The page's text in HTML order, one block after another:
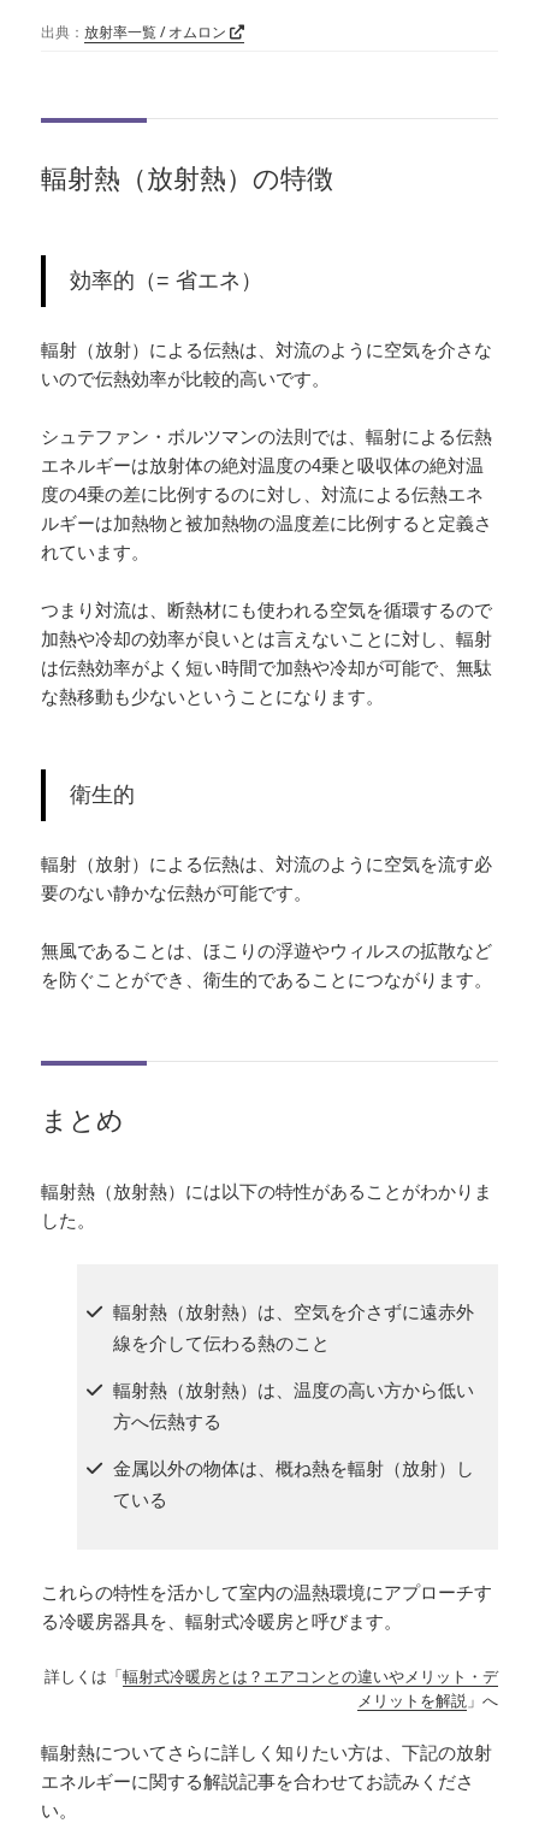
出典：放射率一覧 / オムロン
輻射熱（放射熱）の特徴
効率的（= 省エネ）
輻射（放射）による伝熱は、対流のように空気を介さな
いので伝熱効率が比較的高いです。
シュテファン・ボルツマンの法則では、輻射による伝熱
エネルギーは放射体の絶対温度の4乗と吸収体の絶対温
度の4乗の差に比例するのに対し、対流による伝熱エネ
ルギーは加熱物と被加熱物の温度差に比例すると定義さ
れています。
つまり対流は、断熱材にも使われる空気を循環するので
加熱や冷却の効率が良いとは言えないことに対し、輻射
は伝熱効率がよく短い時間で加熱や冷却が可能で、無駄
な熱移動も少ないということになります。
衛生的
輻射（放射）による伝熱は、対流のように空気を流す必
要のない静かな伝熱が可能です。
無風であることは、ほこりの浮遊やウィルスの拡散など
を防ぐことができ、衛生的であることにつながります。
まとめ
輻射熱（放射熱）には以下の特性があることがわかりま
した。
輻射熱（放射熱）は、空気を介さずに遠赤外
線を介して伝わる熱のこと
輻射熱（放射熱）は、温度の高い方から低い
方へ伝熱する
金属以外の物体は、概ね熱を輻射（放射）し
ている
これらの特性を活かして室内の温熱環境にアプローチす
る冷暖房器具を、輻射式冷暖房と呼びます。
詳しくは「 輻射式冷暖房とは？エアコンとの違いやメリット・デ
メリットを解説 」へ
輻射熱についてさらに詳しく知りたい方は、下記の放射
エネルギーに関する解説記事を合わせてお読みくださ
い。